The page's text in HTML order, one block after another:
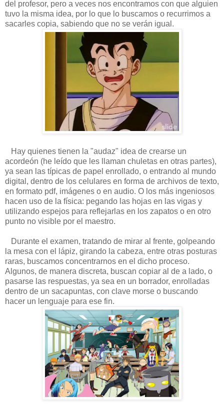
del profesor, pero a veces nos encontramos con que alguien
tuvo la misma idea, por lo que lo buscamos o recurrimos a
sacarles copia, sabiendo que no se verán igual.
Hay quienes tienen la "audaz" idea de crearse un
acordeón (he leído que les llaman chuletas en otras partes),
ya sean las típicas de papel enrollado, o entrando al mundo
digital, dentro de los celulares en forma de archivos de texto,
en formato pdf, imágenes o en audio. O los más ingeniosos
hacen uso de la física: pegando las hojas en las vigas y
utilizando espejos para reflejarlas en los zapatos o en otro
punto no visible por el maestro.
Durante el examen, tratando de mirar al frente, golpeando
la mesa con el lápiz, girando la cabeza, entre otras posturas
raras, buscamos concentrarnos en el dicho proceso.
Algunos, de manera discreta, buscan copiar al de a lado, o
pasarse las respuestas, ya sea en un borrador, enrolladas
dentro de un sacapuntas, con clave morse o buscando
hacer un lenguaje para ese fin.